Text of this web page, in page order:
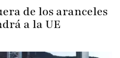
de los aranceles
a la UE